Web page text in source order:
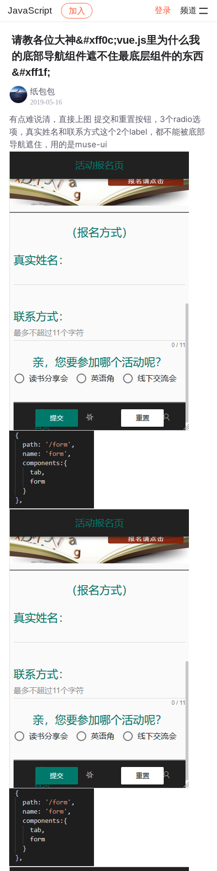
JavaScript 加入 登录 频道
社区 JavaScript 帖子详情
请教各位大神&#xff0c;vue.js里为什么我
的底部导航组件遮不住最底层组件的东西
&#xff1f;
纸包包
2019-05-16
有点难说清，直接上图 提交和重置按钮，3个radio选
项，真实姓名和联系方式这个2个label，都不能被底部
导航遮住，用的是muse-ui